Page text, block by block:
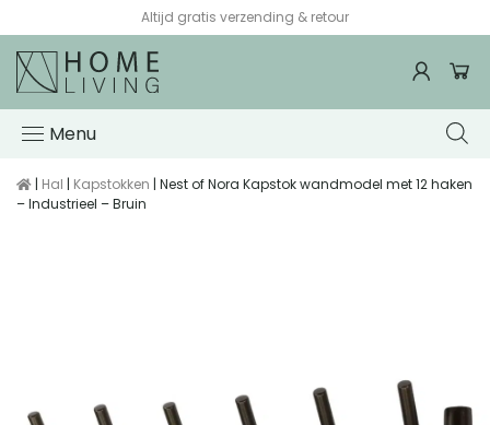
Altijd gratis verzending & retour
Menu
| Hal | Kapstokken | Nest of Nora Kapstok wandmodel met 12 haken
– Industrieel – Bruin